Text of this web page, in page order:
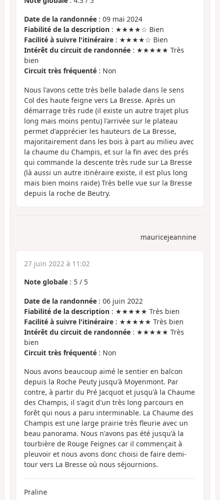
Date de la randonnée : 09 mai 2024
Fiabilité de la description : ★★★★☆ Bien
Facilité à suivre l'itinéraire : ★★★★☆ Bien
Intérêt du circuit de randonnée : ★★★★★ Très
bien
Circuit très fréquenté : Non
Nous l'avons cette très belle balade dans le sens
Col des haute feigne vers La Bresse. Après un
démarrage très rude (il existe un autre trajet plus
long mais moins pentu) l'arrivée sur le plateau
permet d'apprécier les hauteurs de La Bresse,
majoritairement dans les bois à part au milieu avec
la chaume du Champis, et sur la fin avec des prés
qui commande la descente très rude sur La Bresse
(là aussi un autre itinéraire existe, il est plus long
mais bien moins raide) Très belle vue sur la Bresse
depuis la roche de Beutry.
mauricejeannine
27 juin 2022 à 11:02
Note globale : 5 / 5
Date de la randonnée : 06 juin 2022
Fiabilité de la description : ★★★★★ Très bien
Facilité à suivre l'itinéraire : ★★★★★ Très bien
Intérêt du circuit de randonnée : ★★★★★ Très
bien
Circuit très fréquenté : Non
Nous avons beaucoup aimé le sentier en balcon
depuis la Roche Peuty jusqu'à Moyenmont. Par
contre, à partir du Pré Jacquot et jusqu'à la Chaume
des Champis, il s'agit d'un très long parcours en
forêt qui nous a paru interminable. La Chaume des
Champis est une large prairie très fleurie avec un
beau panorama. Nous n'avons pas été jusqu'à la
tourbière de Rouge Feignes car il commençait à
pleuvoir et nous avons donc choisi de faire demi-
tour vers La Bresse où nous séjournions.
Praline